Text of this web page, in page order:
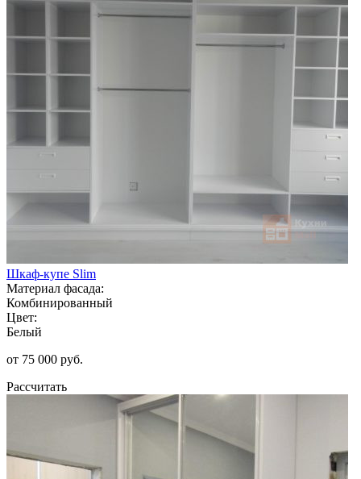
Шкаф-купе Slim
Материал фасада:
Комбинированный
Цвет:
Белый
от 75 000 руб.
Рассчитать